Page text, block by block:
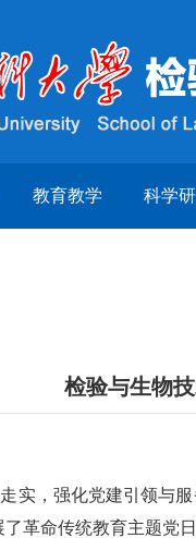
教育教学 科学
检验与生物
实，强化党建引领与
革命传统教育主题党